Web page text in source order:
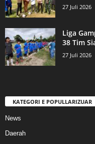
27 Juli 2026
Liga
38 Tim
27 Juli 2026
KATEGORI E POPULLARIZUAR
News
Daerah